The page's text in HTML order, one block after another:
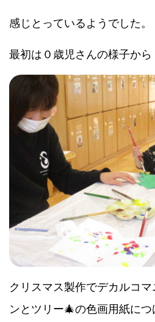
感じとっているようでした。
最初は０歳児さんの様子から
クリスマス製作でデカルコ
ンとツリー🎄の色画用紙につ